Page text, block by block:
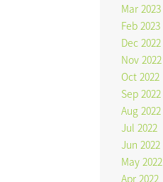
Mar 2023
Feb 2023
Dec 2022
Nov 2022
Oct 2022
Sep 2022
Aug 2022
Jul 2022
Jun 2022
May 2022
Apr 2022